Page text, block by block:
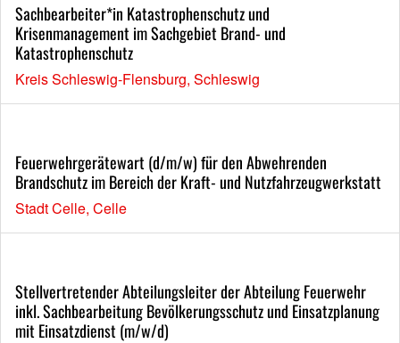
Sachbearbeiter*in Katastrophenschutz und
Krisenmanagement im Sachgebiet Brand- und
Katastrophenschutz
Kreis Schleswig-Flensburg, Schleswig
Feuerwehrgerätewart (d/m/w) für den Abwehrenden
Brandschutz im Bereich der Kraft- und Nutzfahrzeugwerkstatt
Stadt Celle, Celle
Stellvertretender Abteilungsleiter der Abteilung Feuerwehr
inkl. Sachbearbeitung Bevölkerungsschutz und Einsatzplanung
mit Einsatzdienst (m/w/d)